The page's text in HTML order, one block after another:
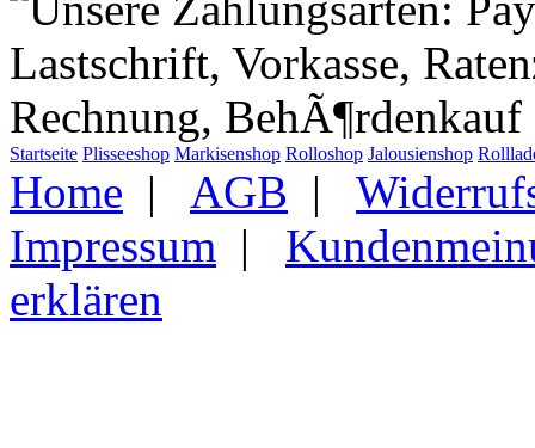
Startseite Plisseeshop Markisenshop Rolloshop Jalousienshop
Home | AGB |
Impressum |
erklären